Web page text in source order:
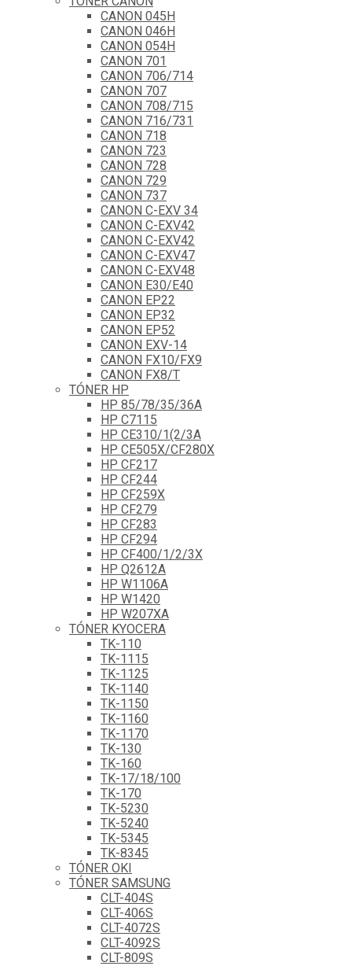
CANON 045H
CANON 046H
CANON 054H
CANON 701
CANON 706/714
CANON 707
CANON 708/715
CANON 716/731
CANON 718
CANON 723
CANON 728
CANON 729
CANON 737
CANON C-EXV 34
CANON C-EXV42
CANON C-EXV42
CANON C-EXV47
CANON C-EXV48
CANON E30/E40
CANON EP22
CANON EP32
CANON EP52
CANON EXV-14
CANON FX10/FX9
CANON FX8/T
TÓNER HP
HP 85/78/35/36A
HP C7115
HP CE310/1(2/3A
HP CE505X/CF280X
HP CF217
HP CF244
HP CF259X
HP CF279
HP CF283
HP CF294
HP CF400/1/2/3X
HP Q2612A
HP W1106A
HP W1420
HP W207XA
TÓNER KYOCERA
TK-110
TK-1115
TK-1125
TK-1140
TK-1150
TK-1160
TK-1170
TK-130
TK-160
TK-17/18/100
TK-170
TK-5230
TK-5240
TK-5345
TK-8345
TÓNER OKI
TÓNER SAMSUNG
CLT-404S
CLT-406S
CLT-4072S
CLT-4092S
CLT-809S